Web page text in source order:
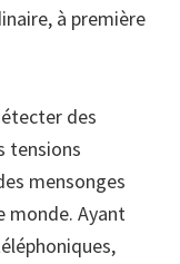
à première
des
tensions
mensonges
monde. Ayant